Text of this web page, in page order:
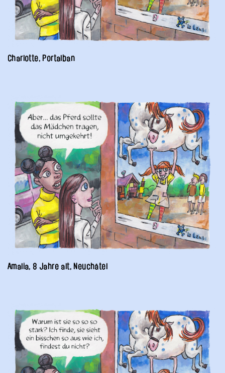
Charlotte, Portalban
Amalia, 8 Jahre alt, Neuchâtel